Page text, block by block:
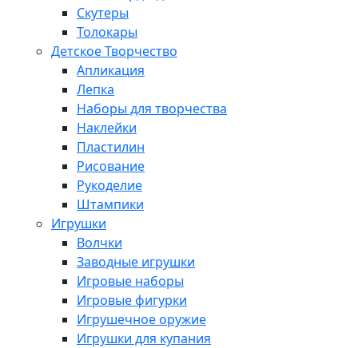
Скутеры
Толокары
Детское Творчество
Апликация
Лепка
Наборы для творчества
Наклейки
Пластилин
Рисование
Рукоделие
Штампики
Игрушки
Волчки
Заводные игрушки
Игровые наборы
Игровые фигурки
Игрушечное оружие
Игрушки для купания